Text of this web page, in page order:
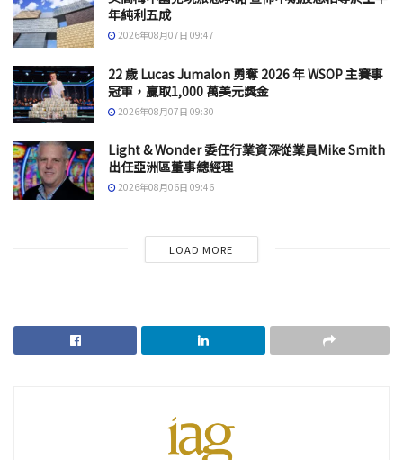
年純利五成
2026年08月07日 09:47
22 歲 Lucas Jumalon 勇奪 2026 年 WSOP 主賽事
冠軍，贏取1,000 萬美元獎金
2026年08月07日 09:30
Light & Wonder 委任行業資深從業員Mike Smith
出任亞洲區董事總經理
2026年08月06日 09:46
LOAD MORE